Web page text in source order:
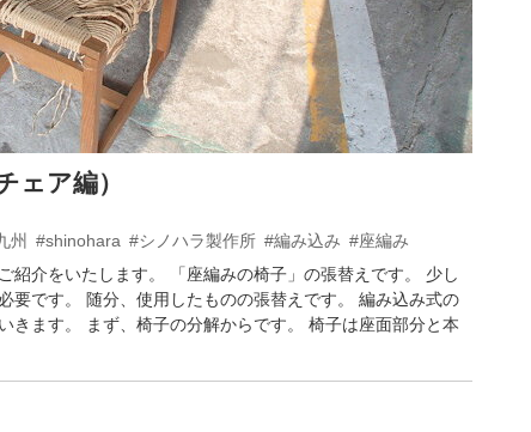
ェア編）
州 #shinohara #シノハラ製作所 #編み込み #座編み
紹介をいたします。 「座編みの椅子」の張替えです。 少し
要です。 随分、使用したものの張替えです。 編み込み式の
きます。 まず、椅子の分解からです。 椅子は座面部分と本